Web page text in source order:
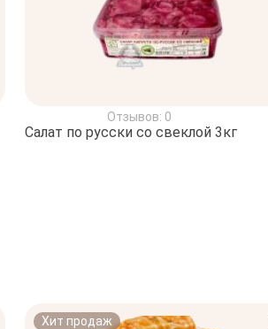
Отзывов: 0
Салат по русски со свеклой 3кг
Хит продаж